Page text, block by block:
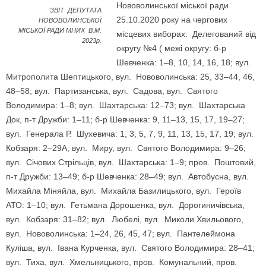
ЗВІТ ДЕПУТАТА
НОВОВОЛИНСЬКОЇ
МІСЬКОЇ РАДИ МНИХ В.М.
2023р.
Нововолинської міської ради
25.10.2020 року на чергових
місцевих виборах. Делегований від
округу №4 ( межі округу: б-р
Шевченка: 1–8, 10, 14, 16, 18; вул.
Митрополита Шептицького, вул. Нововолинська: 25, 33–44, 46,
48–58; вул. Партизанська, вул. Садова, вул. Святого
Володимира: 1–8; вул. Шахтарська: 12–73; вул. Шахтарська
Док, п-т Дружби: 1–11; б-р Шевченка: 9, 11–13, 15, 17, 19–27;
вул. Генерала Р. Шухевича: 1, 3, 5, 7, 9, 11, 13, 15, 17, 19; вул.
Кобзаря: 2–29А; вул. Миру, вул. Святого Володимира: 9–26;
вул. Січових Стрільців, вул. Шахтарська: 1–9; пров. Поштовий,
п-т Дружби: 13–49; б-р Шевченка: 28–49; вул. Автобусна, вул.
Михайла Міняйла, вул. Михайла Базилицького, вул. Героїв
АТО: 1–10; вул. Гетьмана Дорошенка, вул. Дорогиничівська,
вул. Кобзаря: 31–82; вул. Любелі, вул. Миколи Хвильового,
вул. Нововолинська: 1–24, 26, 45, 47; вул. Пантелеймона
Куліша, вул. Івана Курченка, вул. Святого Володимира: 28–41;
вул. Тиха, вул. Хмельницького, пров. Комунальний, пров.